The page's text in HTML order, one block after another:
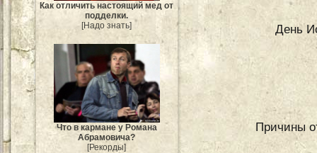
Как отличить настоящий мед от
подделки.
[Надо знать]
Что в кармане у Романа
Абрамовича?
[Рекорды]
День
Причины